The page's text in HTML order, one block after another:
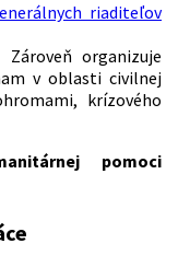
riaditeľov
organizuje
v oblasti civilnej
krízového
pomoci